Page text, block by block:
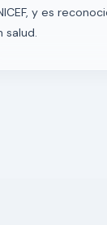
y es
salud.